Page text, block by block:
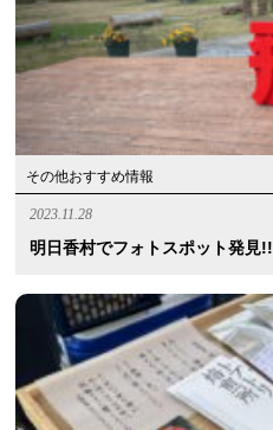
その他おすすめ情報
2023.11.28
明日香村でフォトスポット発見!!